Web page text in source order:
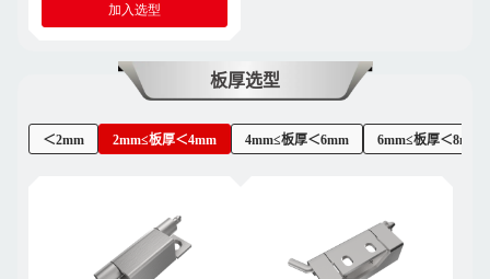
加入选型
板厚选型
＜2mm 2mm≤板厚＜4mm 4mm≤板厚＜6mm 6mm≤板厚＜8mm